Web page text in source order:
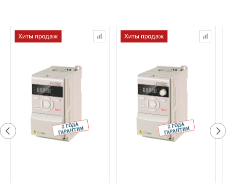
Хиты продаж Хиты продаж